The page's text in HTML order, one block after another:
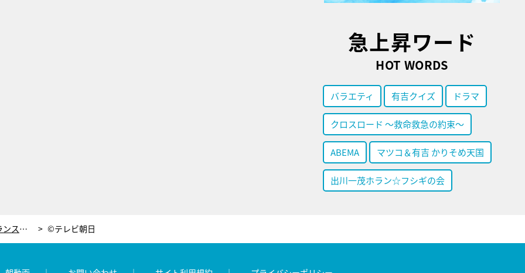
急上昇ワード
HOT WORDS
バラエティ 有吉クイズ ドラマ
クロスロード ～救命救急の約束～
ABEMA マツコ＆有吉 かりそめ天国
出川一茂ホラン☆フシギの会
スパガ、「普段やらない」パフォでトランスフォーマー公式応援アイドルに ©テレビ朝日